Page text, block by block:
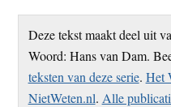
Deze tekst maakt deel uit
Woord: Hans van Dam.
teksten van deze serie. Het
NietWeten.nl. Alle